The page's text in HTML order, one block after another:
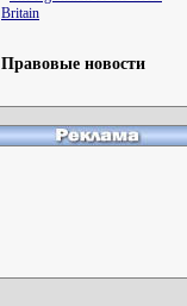
Britain
Правовые новости